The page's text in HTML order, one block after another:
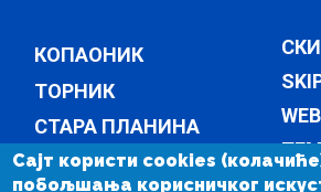
КОПАОНИК
ТОРНИК
СТАРА ПЛАНИНА
КОМПАНИЈА
Сајт користи cookies
побољшања корисничког